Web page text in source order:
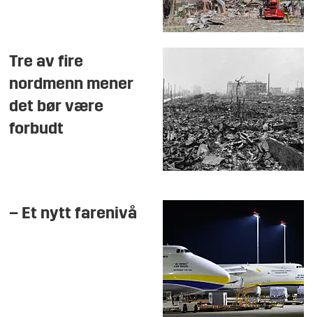
Tre av fire
nordmenn mener
det bør være
forbudt
– Et nytt farenivå